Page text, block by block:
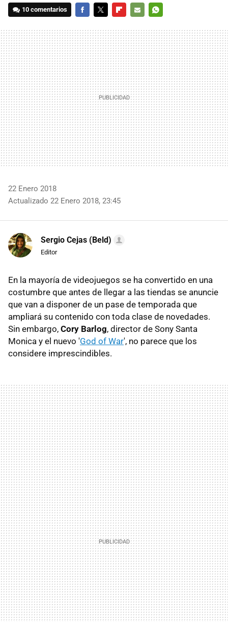
10 comentarios
MAIL
22 Enero 2018
Actualizado 22 Enero 2018, 23:45
Sergio Cejas (Beld)
Editor
En la mayoría de videojuegos se ha convertido en una
costumbre que antes de llegar a las tiendas se anuncie
que van a disponer de un pase de temporada que
ampliará su contenido con toda clase de novedades.
Sin embargo, Cory Barlog, director de Sony Santa
Monica y el nuevo 'God of War', no parece que los
considere imprescindibles.